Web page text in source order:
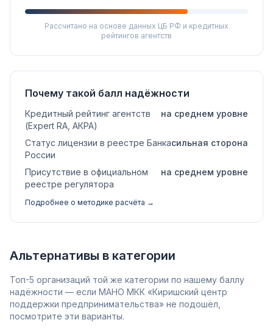
Рассчитано на основе данных ЦБ РФ и кредитных
рейтингов агентств
Почему такой балл надёжности
Кредитный рейтинг агентств
(Expert RA, АКРА)
на среднем уровне
Статус лицензии в реестре Банка
России
сильная сторона
Присутствие в официальном
реестре регулятора
на среднем уровне
Подробнее о методике расчёта →
Альтернативы в категории
Топ-5 организаций той же категории по нашему баллу
надёжности — если МАНО МКК «Киришский центр
поддержки предпринимательства» не подошёл,
посмотрите эти варианты.